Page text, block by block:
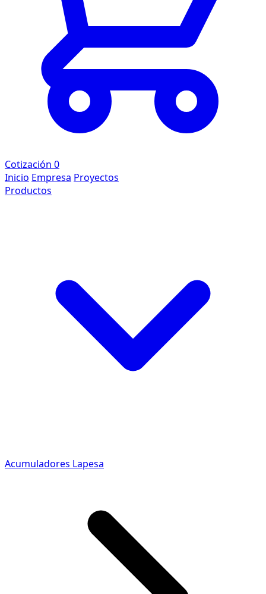
Cotización 0
Inicio Empresa Proyectos
Productos
Acumuladores Lapesa